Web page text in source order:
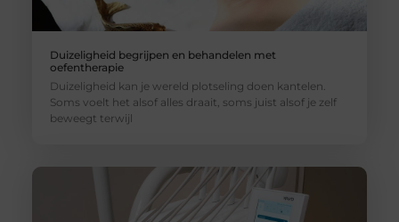
Duizeligheid begrijpen en behandelen met
oefentherapie
Duizeligheid kan je wereld plotseling doen kantelen.
Soms voelt het alsof alles draait, soms juist alsof je zelf
beweegt terwijl